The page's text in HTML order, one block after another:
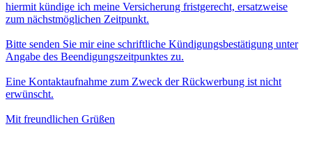
hiermit kündige ich meine Versicherung fristgerecht, ersatzweise
zum nächstmöglichen Zeitpunkt.
Bitte senden Sie mir eine schriftliche Kündigungsbestätigung unter
Angabe des Beendigungszeitpunktes zu.
Eine Kontaktaufnahme zum Zweck der Rückwerbung ist nicht
erwünscht.
Mit freundlichen Grüßen